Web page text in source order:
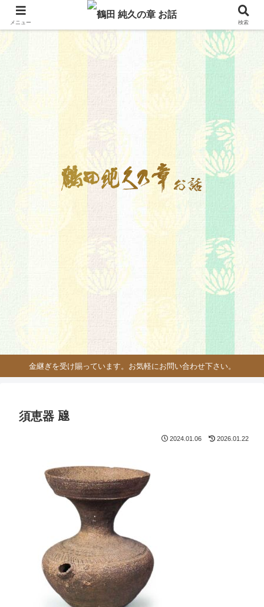
金継ぎを受け賜っています。お気軽にお問い合わせ下さい。
須恵器 𤭯
2024.01.06 2026.01.22
メニュー 検索